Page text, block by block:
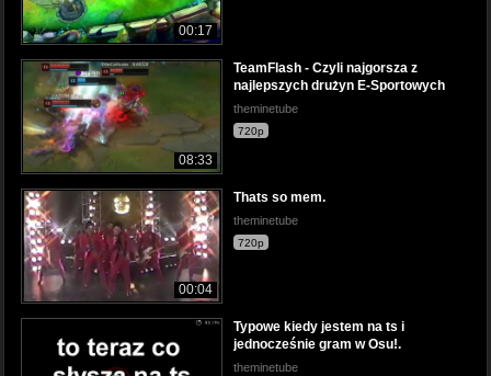
00:17
08:33
TeamFlash - Czyli najgorsza z
najlepszych drużyn E-Sportowych
theminetube
720p
00:04
Thats so mem.
theminetube
720p
Typowe kiedy jestem na ts i
jednocześnie gram w Osu!.
theminetube